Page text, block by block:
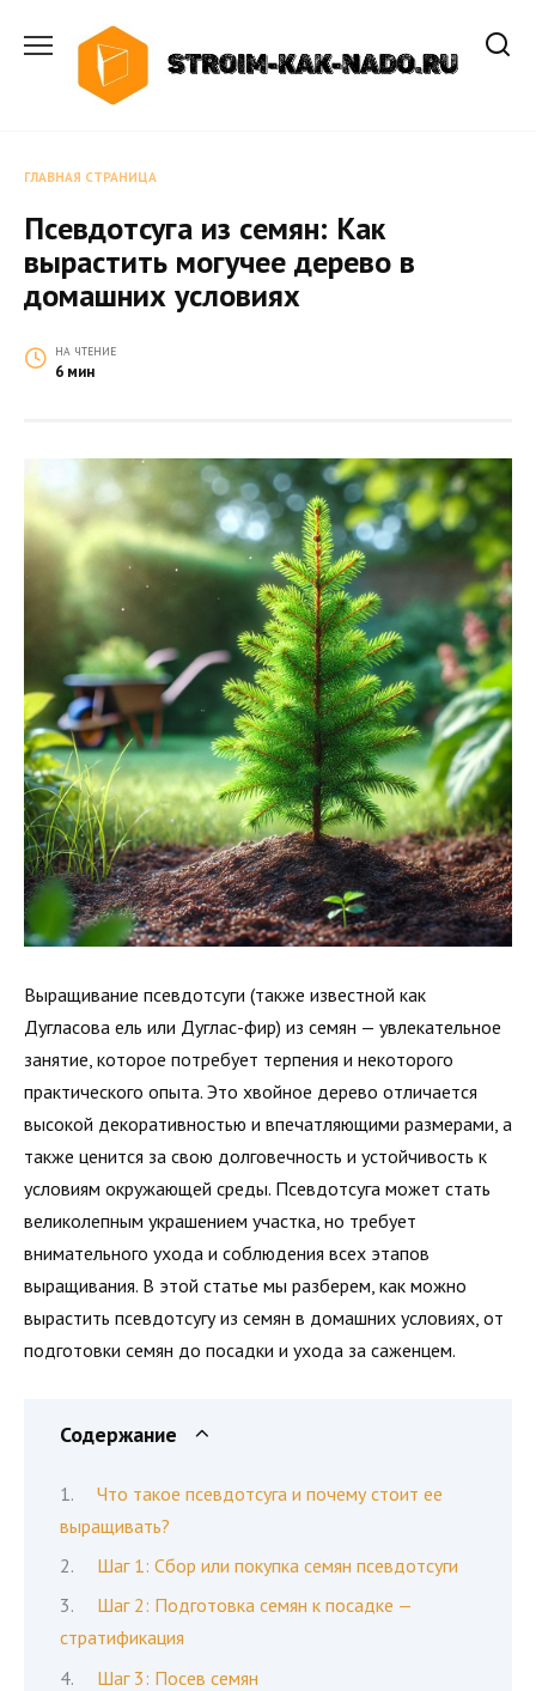
содержанию
ГЛАВНАЯ СТРАНИЦА
Псевдотсуга из семян: Как
вырастить могучее дерево в
домашних условиях
НА ЧТЕНИЕ
6 мин
Выращивание псевдотсуги (также известной как
Дугласова ель или Дуглас-фир) из семян — увлекательное
занятие, которое потребует терпения и некоторого
практического опыта. Это хвойное дерево отличается
высокой декоративностью и впечатляющими размерами, а
также ценится за свою долговечность и устойчивость к
условиям окружающей среды. Псевдотсуга может стать
великолепным украшением участка, но требует
внимательного ухода и соблюдения всех этапов
выращивания. В этой статье мы разберем, как можно
вырастить псевдотсугу из семян в домашних условиях, от
подготовки семян до посадки и ухода за саженцем.
Содержание
Что такое псевдотсуга и почему стоит ее
выращивать?
Шаг 1: Сбор или покупка семян псевдотсуги
Шаг 2: Подготовка семян к посадке —
стратификация
Шаг 3: Посев семян